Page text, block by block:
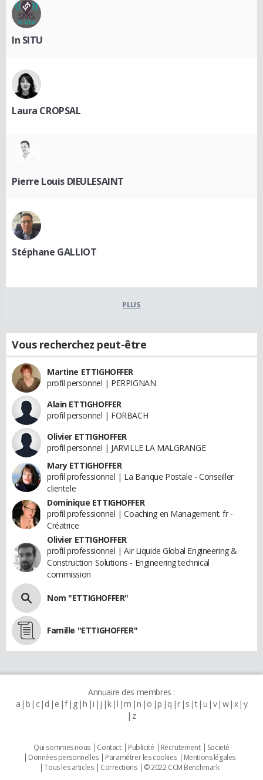
In SITU
Laura CROPSAL
Pierre Louis DIEULESAINT
Stéphane GALLIOT
PLUS
Vous recherchez peut-être
Martine ETTIGHOFFER
profil personnel | PERPIGNAN
Alain ETTIGHOFFER
profil personnel | FORBACH
Olivier ETTIGHOFFER
profil personnel | JARVILLE LA MALGRANGE
Mary ETTIGHOFFER
profil professionnel | La Banque Postale - Conseiller
clientele
Dominique ETTIGHOFFER
profil professionnel | Coaching en Management. fr -
Créatrice
Olivier ETTIGHOFFER
profil professionnel | Air Liquide Global Engineering &
Construction Solutions - Engineering technical
commission
Nom "ETTIGHOFFER"
Famille "ETTIGHOFFER"
Annuaire des membres :
a b c d e f g h i j k l m n o p q r s t u v w x y
z
Qui sommes nous Contact Publicité Recrutement
Societé
Données personnelles
Paramétrer les cookies
Mentions légales
Tous les articles
Corrections © 2022 CCM Benchmark